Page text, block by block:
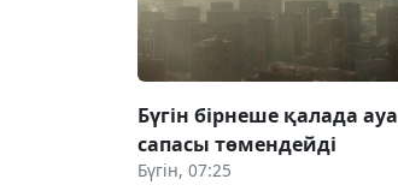
Бүгін бірнеше қалада ауа
сапасы төмендейді
Бүгін, 07:25